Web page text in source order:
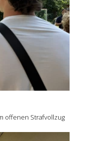
offenen Strafvollzug